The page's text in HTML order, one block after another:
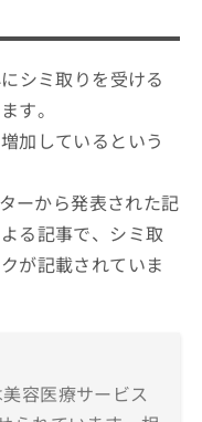
シミ取りを受ける
す。
加しているという
ーから発表された記
る記事で、シミ取
が記載されていま
容医療サービス